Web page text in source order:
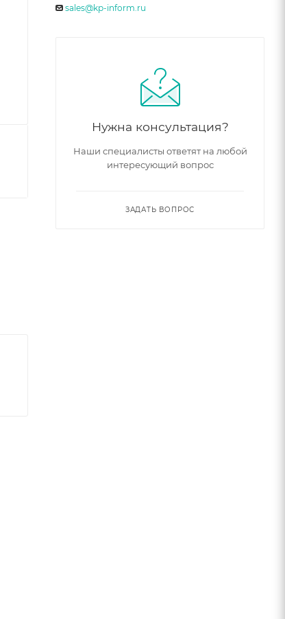
sales@kp-inform.ru
Нужна консультация?
Наши специалисты ответят на любой
интересующий вопрос
ЗАДАТЬ ВОПРОС